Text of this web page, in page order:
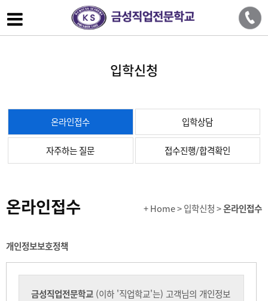
입학신청
온라인접수 입학상담
자주하는 질문 접수진행/합격확인
온라인접수 + Home> 입학신청 >온라인접수
개인정보보호정책